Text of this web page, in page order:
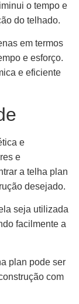
o tempo e
do telhado.
em termos
e esforço.
e eficiente
e
e
a telha plan
desejado.
seja utilizada
facilmente a
plan pode ser
com